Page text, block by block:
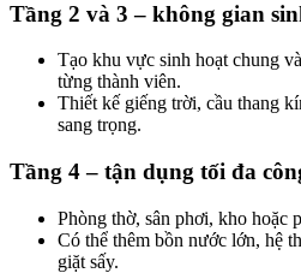
Tầng 2 và 3 – không gian
Tạo khu vực sinh hoạt chung
từng thành viên.
Thiết kế giếng trời, cầu thang
sang trọng.
Tầng 4 – tận dụng tối đa
Phòng thờ, sân phơi, kho hoặc
Có thể thêm bồn nước lớn, hệ
giặt sấy.